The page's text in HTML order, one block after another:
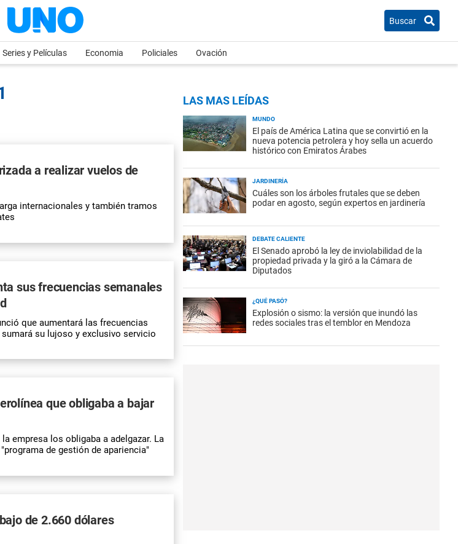
Buscar
Series y Películas Economia Policiales Ovación
a realizar vuelos de
internacionales y también tramos
sus frecuencias semanales
que aumentará las frecuencias
su lujoso y exclusivo servicio
que obligaba a bajar
empresa los obligaba a adelgazar. La
de gestión de apariencia"
de 2.660 dólares
LAS MAS LEÍDAS
MUNDO
El país de América Latina que se convirtió en la
nueva potencia petrolera y hoy sella un acuerdo
histórico con Emiratos Árabes
JARDINERÍA
Cuáles son los árboles frutales que se deben
podar en agosto, según expertos en jardinería
DEBATE CALIENTE
El Senado aprobó la ley de inviolabilidad de la
propiedad privada y la giró a la Cámara de
Diputados
¿QUÉ PASÓ?
Explosión o sismo: la versión que inundó las
redes sociales tras el temblor en Mendoza